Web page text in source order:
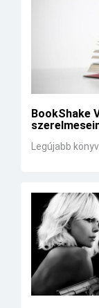
BookShake
Legújabb